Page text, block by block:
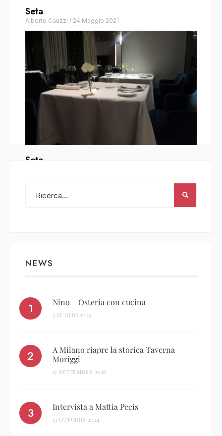
Seta
Alberto Cauzzi / 24 Maggio 2021
Seta
NEWS
Nino – Osteria con cucina
3 LUGLIO 2025
A Milano riapre la storica Taverna
Moriggi
17 SETTEMBRE 2018
Intervista a Mattia Pecis
13 OTTOBRE 2024